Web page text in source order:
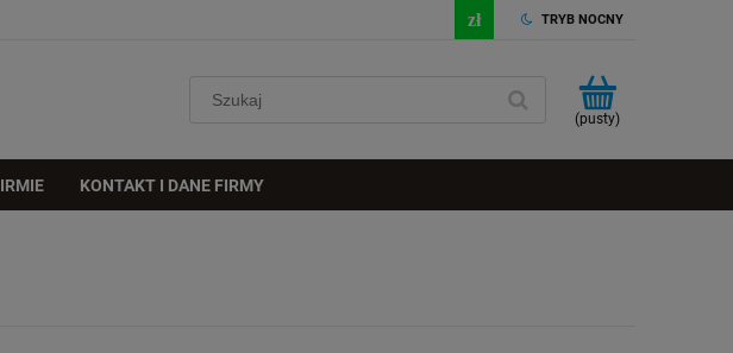
TRYB NOCNY
(pusty)
KONTAKT I DANE FIRMY